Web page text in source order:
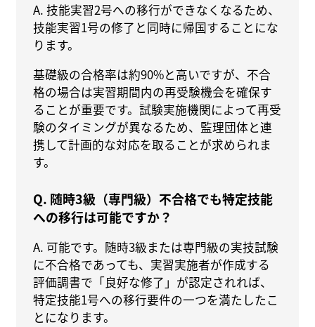
A. 技能実習2号への移行ができなくなるため、
技能実習1号の修了と同時に帰国することにな
ります。
基礎級の合格率は約90%と高いですが、不合
格の場合は実習期間内の再受験機会を確保す
ることが重要です。試験実施機関によって再受
験のタイミングが異なるため、監理団体と連
携して計画的な対応を取ることが求められま
す。
Q. 随時3級（専門級）不合格でも特定技能
への移行は可能ですか？
A. 可能です。随時3級または専門級の実技試験
に不合格であっても、実習実施者が作成する
評価調書で「良好な修了」が認定されれば、
特定技能1号への移行要件の一つを満たしたこ
とになります。